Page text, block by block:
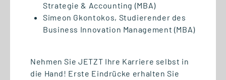
START ZERTIFIKAT
Management
Strategie & Accounting (MBA)
Simeon Gkontokos, Studierender des
Business Innovation Management (MBA)
Nehmen Sie JETZT Ihre Karriere selbst in
die Hand! Erste Eindrücke erhalten Sie